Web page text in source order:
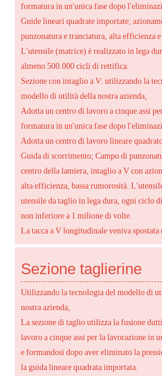
formatura in un'unica fase dopo
Guide lineari quadrate importate;
punzonatura e tranciatura, alta efficienza e
L'utensile (matrice) è realizzato in lega
almeno 500.000 cicli di rettifica.
Sezione con intaglio a V: utilizzando la
modello di utilità della nostra azienda,
Adotta un centro di lavoro a cinque assi
formatura in un'unica fase dopo
Adotta un centro di lavoro lineare
Guida di scorrimento; Campo di
centro della lamiera, intaglio a V con
alta efficienza, bassa rumorosità.
utensile da taglio in lega dura, ogni ciclo
non inferiore a 1 milione di volte.
La tacca a V longitudinale veniva spostata
Sezione taglierine
Utilizzando la tecnologia del modello di
nostra azienda,
La sezione di taglio utilizza la fusione
lavoro a cinque assi per la lavorazione in
e formandosi dopo aver eliminato la
la guida lineare quadrata importata.